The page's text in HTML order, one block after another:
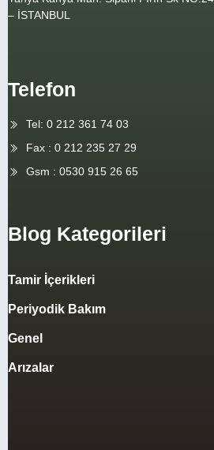
– İSTANBUL
Telefon
Tel: 0 212 361 74 03
Fax : 0 212 235 27 29
Gsm : 0530 915 26 65
Blog Kategorileri
Tamir İçerikleri
Periyodik Bakım
Genel
Arızalar